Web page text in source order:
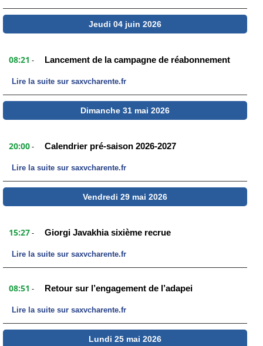
Jeudi 04 juin 2026
08:21 - Lancement de la campagne de réabonnement
Lire la suite sur saxvcharente.fr
Dimanche 31 mai 2026
20:00 - Calendrier pré-saison 2026-2027
Lire la suite sur saxvcharente.fr
Vendredi 29 mai 2026
15:27 - Giorgi Javakhia sixième recrue
Lire la suite sur saxvcharente.fr
08:51 - Retour sur l’engagement de l’adapei
Lire la suite sur saxvcharente.fr
Lundi 25 mai 2026